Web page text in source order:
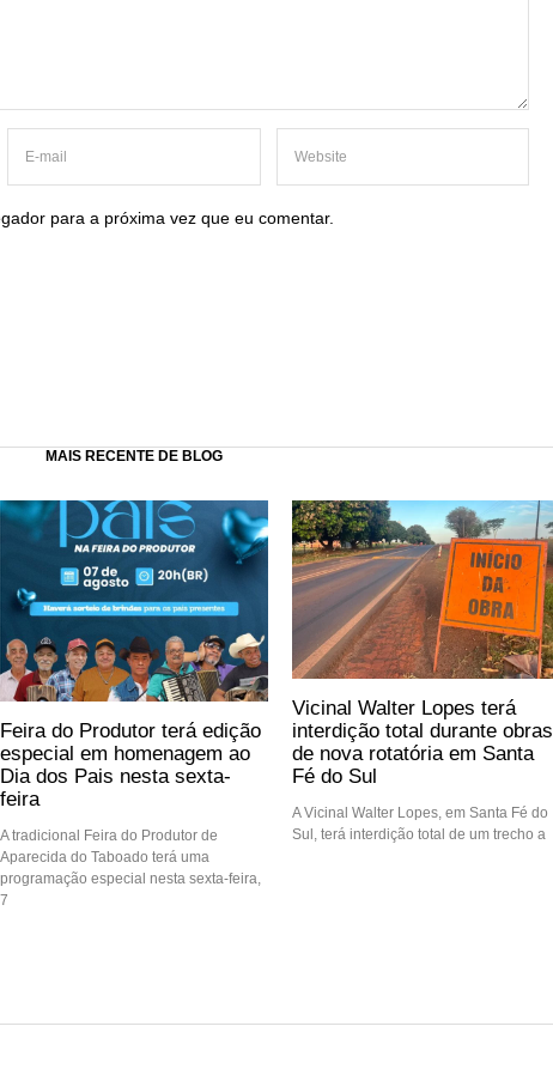
para a próxima vez que eu comentar.
MAIS RECENTE DE BLOG
Feira do Produtor terá edição
especial em homenagem ao
Dia dos Pais nesta sexta-
feira
A tradicional Feira do Produtor de
Aparecida do Taboado terá uma
programação especial nesta sexta-feira,
7
Vicinal Walter Lopes terá
interdição total durante obras
de nova rotatória em Santa
Fé do Sul
A Vicinal Walter Lopes, em Santa Fé do
Sul, terá interdição total de um trecho a